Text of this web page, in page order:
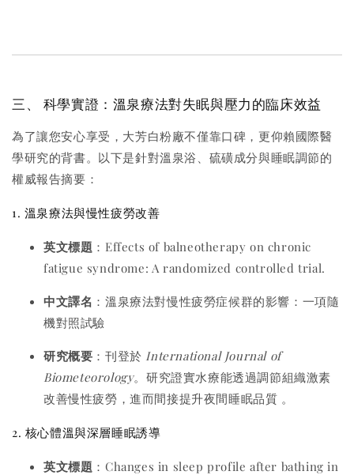
三、 科學實證：溫泉療法對失眠與壓力的臨床效益
為了讓您安心享受，大芳白粉廠不僅靠口碑，更仰賴國際醫
學研究的背書。以下是針對溫泉浴、硫磺成分與睡眠調節的
權威報告摘要：
1. 溫泉療法與慢性疲勞改善
英文標題 ：Effects of balneotherapy on chronic
fatigue syndrome: A randomized controlled trial.
中文譯名 ：溫泉療法對慢性疲勞症候群的影響：一項隨
機對照試驗
研究概要 ：刊登於 International Journal of
Biometeorology。研究證實水療能透過調節組織激素
改善慢性疲勞，進而間接提升夜間睡眠品質 。
2. 核心體溫與深層睡眠誘導
英文標題 ：Changes in sleep profile after bathing in